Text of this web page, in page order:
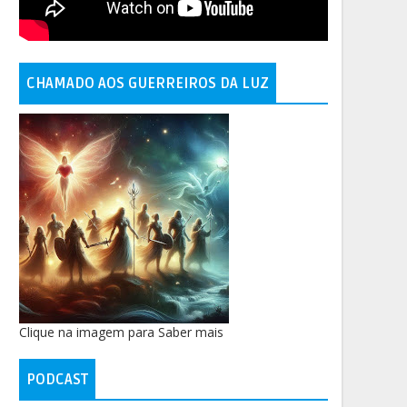
CHAMADO AOS GUERREIROS DA LUZ
Clique na imagem para Saber mais
PODCAST